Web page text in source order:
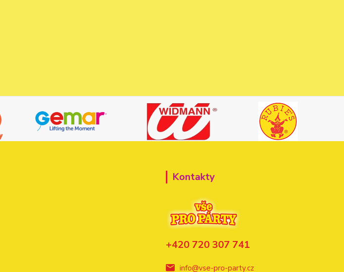
Kontakty
+420 720 307 741
info@vse-pro-party.cz